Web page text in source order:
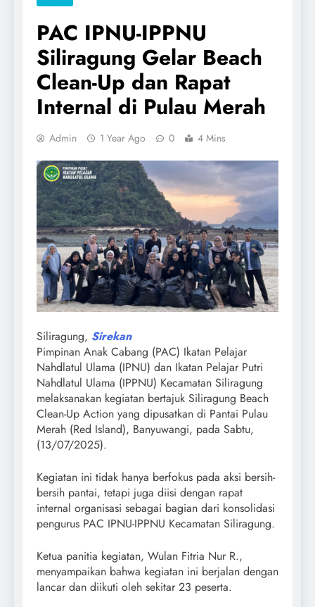
PAC IPNU-IPPNU
Siliragung Gelar Beach
Clean-Up dan Rapat
Internal di Pulau Merah
Admin 1 Year Ago 0 4 Mins
Siliragung, Sirekan
Pimpinan Anak Cabang (PAC) Ikatan Pelajar
Nahdlatul Ulama (IPNU) dan Ikatan Pelajar Putri
Nahdlatul Ulama (IPPNU) Kecamatan Siliragung
melaksanakan kegiatan bertajuk Siliragung Beach
Clean-Up Action yang dipusatkan di Pantai Pulau
Merah (Red Island), Banyuwangi, pada Sabtu,
(13/07/2025).
Kegiatan ini tidak hanya berfokus pada aksi bersih-
bersih pantai, tetapi juga diisi dengan rapat
internal organisasi sebagai bagian dari konsolidasi
pengurus PAC IPNU-IPPNU Kecamatan Siliragung.
Ketua panitia kegiatan, Wulan Fitria Nur R.,
menyampaikan bahwa kegiatan ini berjalan dengan
lancar dan diikuti oleh sekitar 23 peserta.